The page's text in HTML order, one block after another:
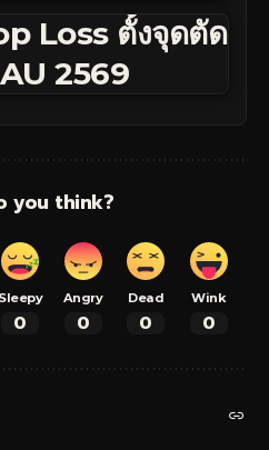
Loss ตั้งจุดตัด
2569
you think?
Sleepy
0
Angry
0
Dead
0
Wink
0